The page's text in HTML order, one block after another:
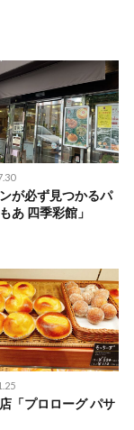
が必ず見つかるパ
あ 四季彩館」
「プロローグ パサ